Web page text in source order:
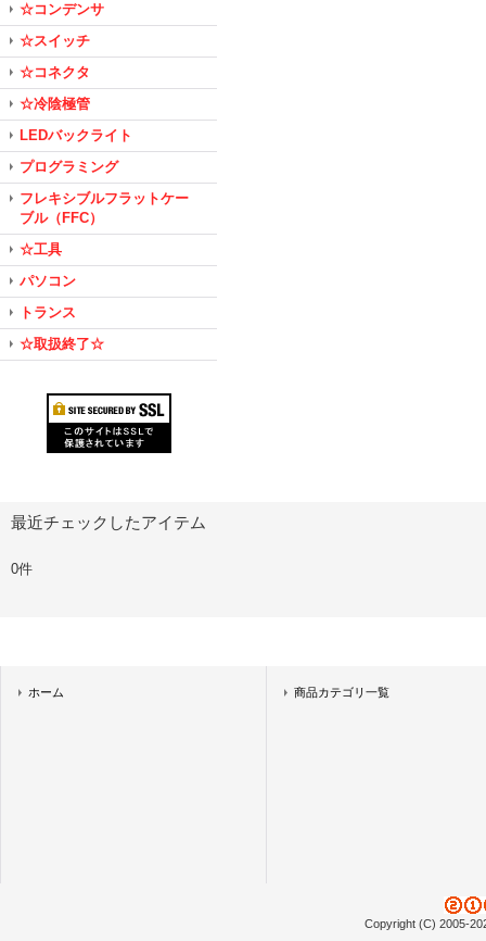
☆コンデンサ
☆スイッチ
☆コネクタ
☆冷陰極管
LEDバックライト
プログラミング
フレキシブルフラットケー
ブル（FFC）
☆工具
パソコン
トランス
☆取扱終了☆
最近チェックしたアイテム
0件
ホーム 商品カテゴリ一覧
Copyright (C) 2005-